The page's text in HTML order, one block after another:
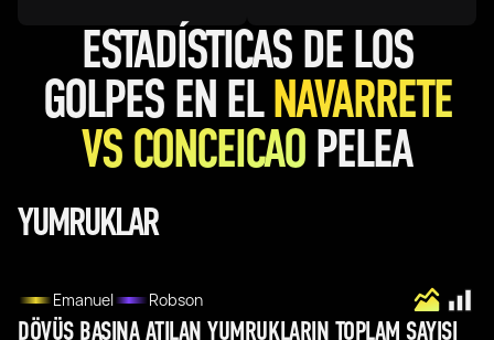
ESTADÍSTICAS DE LOS
GOLPES EN ELNAVARRETE
VS CONCEICAOPELEA
YUMRUKLAR
Emanuel Robson
DÖVÜŞ BAŞINA ATILAN YUMRUKLARIN TOPLAM SAYISI